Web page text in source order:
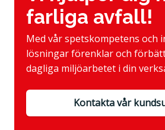
farliga avfall!
Med vår spetskompetens och
lösningar förenklar och
dagliga miljöarbetet i din
Kontakta vår